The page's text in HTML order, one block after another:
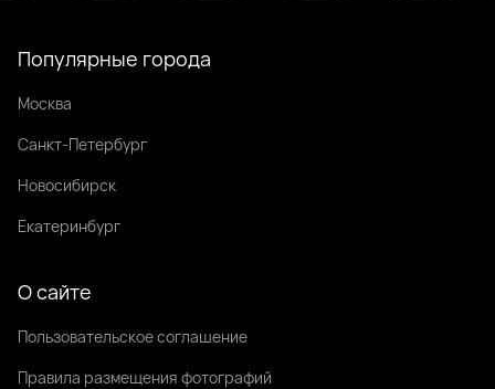
Популярные города
Москва
Санкт-Петербург
Новосибирск
Екатеринбург
О сайте
Пользовательское соглашение
Правила размещения фотографий